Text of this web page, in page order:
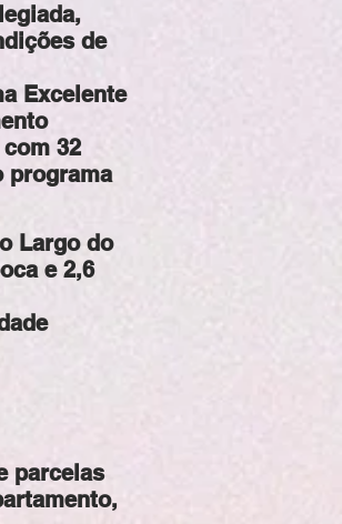
de
Excelente
32
programa
Largo do
e 2,6
parcelas